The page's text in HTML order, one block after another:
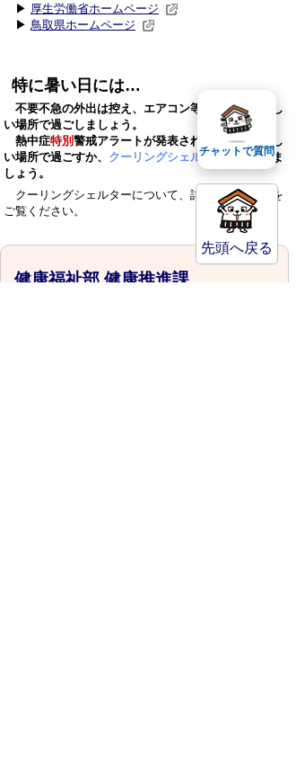
▶ 厚生労働省ホームページ
▶ 鳥取県ホームページ
特に暑い日には…
不要不急の外出は控え、エアコン等を使用し、涼し
い場所で過ごしましょう。
熱中症特別 警戒アラートが発表されたときは、涼し
い場所で過ごすか、 クーリングシェルターを利用しま
しょう。
クーリングシェルターについて、詳しくはこちら
を
ご覧ください。
健康福祉部 健康推進課
先頭へ戻る
チャットで質問